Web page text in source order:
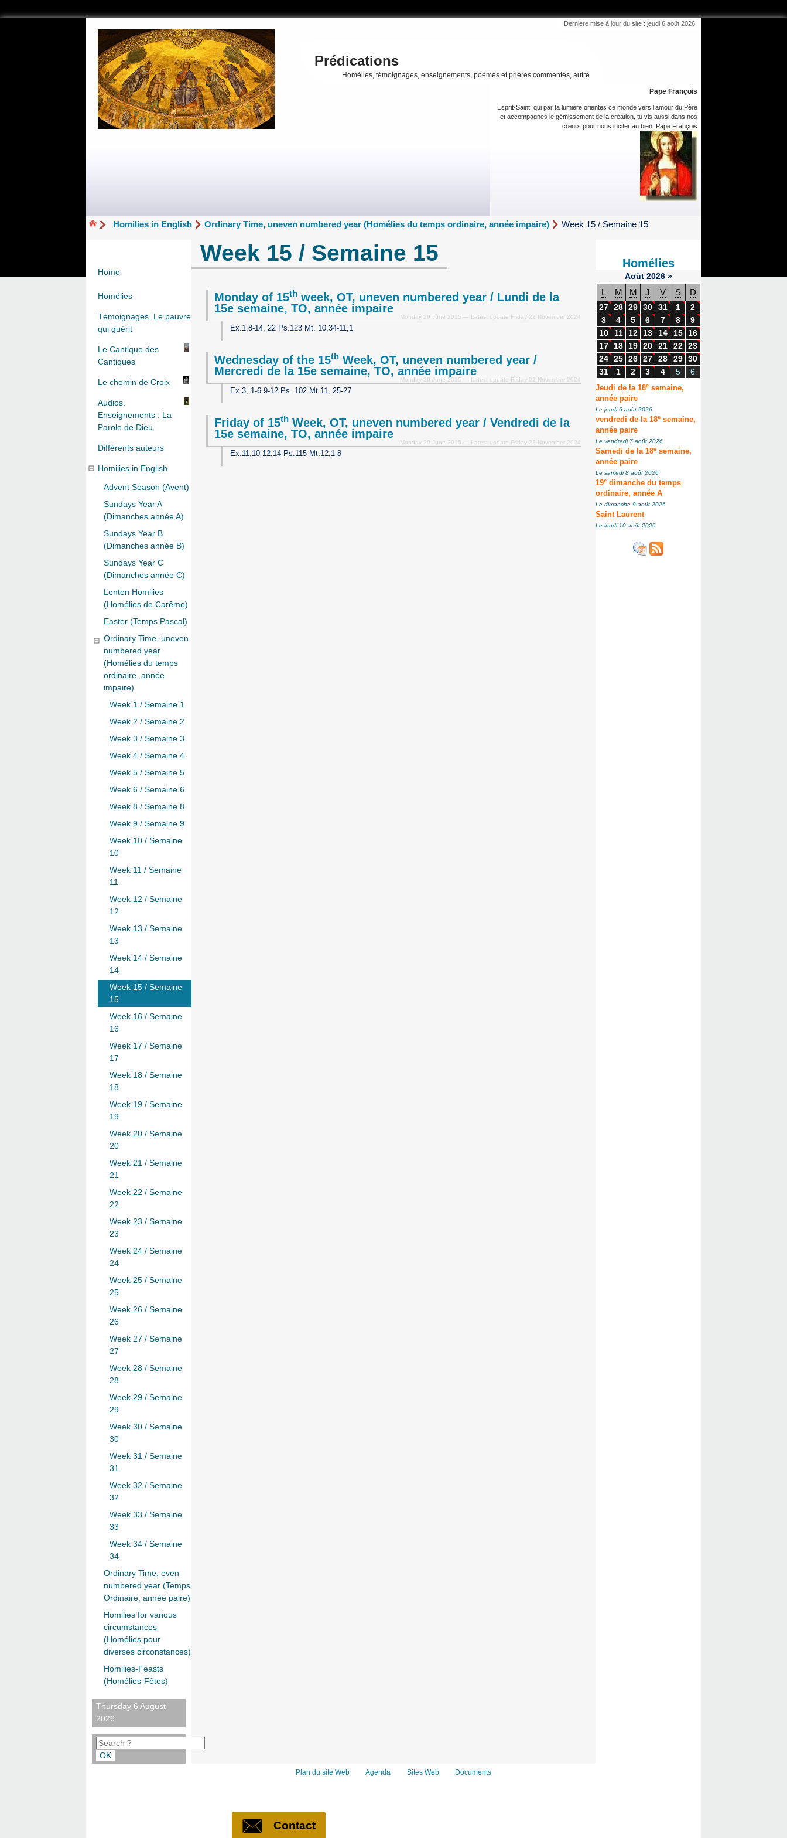
Dernière mise à jour du site : jeudi 6 août 2026
Prédications
Homélies, témoignages, enseignements, poèmes et prières commentés, autre
Pape François
Esprit-Saint, qui par ta lumière orientes ce monde vers l’amour du Père
et accompagnes le gémissement de la création, tu vis aussi dans nos
cœurs pour nous inciter au bien. Pape François
Homilies in English Ordinary Time, uneven numbered year (Homélies du temps ordinaire, année impaire) Week 15 / Semaine 15
Week 15 / Semaine 15
Monday of 15thweek, OT, uneven numbered year / Lundi de la
15e semaine, TO, année impaire
Monday 29 June 2015 — Latest update Friday 22 November 2024
Ex.1,8-14, 22 Ps.123 Mt. 10,34-11,1
Wednesday of the 15thWeek, OT, uneven numbered year /
Mercredi de la 15e semaine, TO, année impaire
Monday 29 June 2015 — Latest update Friday 22 November 2024
Ex.3, 1-6.9-12 Ps. 102 Mt.11, 25-27
Friday of 15thWeek, OT, uneven numbered year / Vendredi de la
15e semaine, TO, année impaire
Monday 29 June 2015 — Latest update Friday 22 November 2024
Ex.11,10-12,14 Ps.115 Mt.12,1-8
Home
Homélies
Témoignages. Le pauvre
qui guérit
Le Cantique des
Cantiques
Le chemin de Croix
Audios.
Enseignements : La
Parole de Dieu
Différents auteurs
Homilies in English
Advent Season (Avent)
Sundays Year A
(Dimanches année A)
Sundays Year B
(Dimanches année B)
Sundays Year C
(Dimanches année C)
Lenten Homilies
(Homélies de Carême)
Easter (Temps Pascal)
Ordinary Time, uneven
numbered year
(Homélies du temps
ordinaire, année
impaire)
Week 1 / Semaine 1
Week 2 / Semaine 2
Week 3 / Semaine 3
Week 4 / Semaine 4
Week 5 / Semaine 5
Week 6 / Semaine 6
Week 8 / Semaine 8
Week 9 / Semaine 9
Week 10 / Semaine
10
Week 11 / Semaine
11
Week 12 / Semaine
12
Week 13 / Semaine
13
Week 14 / Semaine
14
Week 15 / Semaine
15
Week 16 / Semaine
16
Week 17 / Semaine
17
Week 18 / Semaine
18
Week 19 / Semaine
19
Week 20 / Semaine
20
Week 21 / Semaine
21
Week 22 / Semaine
22
Week 23 / Semaine
23
Week 24 / Semaine
24
Week 25 / Semaine
25
Week 26 / Semaine
26
Week 27 / Semaine
27
Week 28 / Semaine
28
Week 29 / Semaine
29
Week 30 / Semaine
30
Week 31 / Semaine
31
Week 32 / Semaine
32
Week 33 / Semaine
33
Week 34 / Semaine
34
Ordinary Time, even
numbered year (Temps
Ordinaire, année paire)
Homilies for various
circumstances
(Homélies pour
diverses circonstances)
Homilies-Feasts
(Homélies-Fêtes)
Thursday 6 August
2026
Homélies
Août 2026 »
L M M J V S D
27 28 29 30 31 1
2
3
4 5 6 7 8
9
10
11 12 13 14 15
16
17
18 19 20 21 22 23
24 25 26 27 28 29 30
31
1 2 3 4 5 6
Jeudi de la 18e semaine,
année paire
Le jeudi 6 août 2026
vendredi de la 18e semaine,
année paire
Le vendredi 7 août 2026
Samedi de la 18e semaine,
année paire
Le samedi 8 août 2026
19e dimanche du temps
ordinaire, année A
Le dimanche 9 août 2026
Saint Laurent
Le lundi 10 août 2026
Plan du site Web Agenda Sites Web Documents
Contact